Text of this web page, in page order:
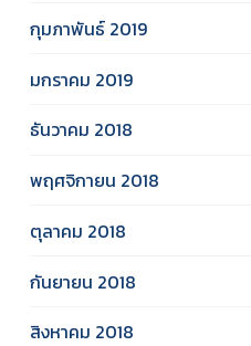
กุมภาพันธ์ 2019
มกราคม 2019
ธันวาคม 2018
พฤศจิกายน 2018
ตุลาคม 2018
กันยายน 2018
สิงหาคม 2018